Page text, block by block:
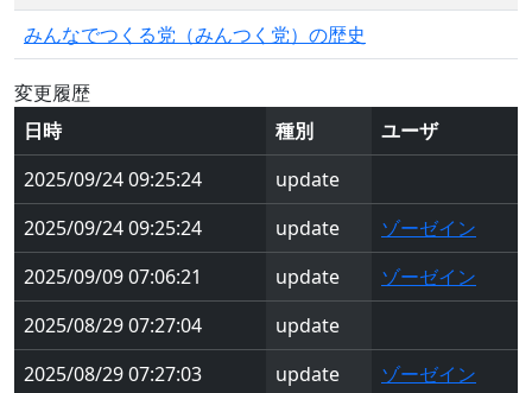
みんなでつくる党（みんつく党）の歴史
変更履歴
日時
種別
ユーザ
2025/09/24 09:25:24
update
2025/09/24 09:25:24
update
ゾーゼイン
2025/09/09 07:06:21
update
ゾーゼイン
2025/08/29 07:27:04
update
2025/08/29 07:27:03
update ゾーゼイン